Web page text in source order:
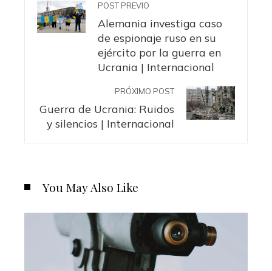
POST PREVIO
Alemania investiga caso
de espionaje ruso en su
ejército por la guerra en
Ucrania | Internacional
PRÓXIMO POST
Guerra de Ucrania: Ruidos
y silencios | Internacional
You May Also Like